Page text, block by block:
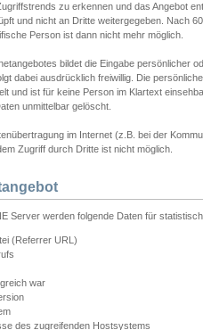
zu erkennen und das Angebot
und nicht an Dritte weitergegeben. Nach
Person ist dann nicht mehr möglich.
bildet die Eingabe persönlicher
dabei ausdrücklich freiwillig. Die
und ist für keine Person im Klartext
unmittelbar gelöscht.
im Internet (z.B. bei der
Zugriff durch Dritte ist nicht möglich.
Server werden folgende Daten für
(Referrer URL)
war
des zugreifenden Hostsystems